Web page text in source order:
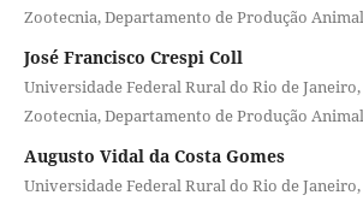
Zootecnia, Departamento de Produção
José Francisco Crespi Coll
Universidade Federal Rural do Rio de
Zootecnia, Departamento de Produção
Augusto Vidal da Costa Gomes
Universidade Federal Rural do Rio de